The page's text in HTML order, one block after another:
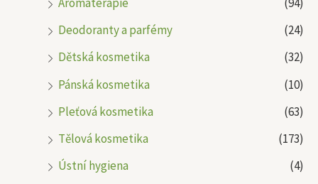
Deodoranty a parfémy
(24)
Dětská kosmetika
(32)
Pánská kosmetika
(10)
Pleťová kosmetika
(63)
Tělová kosmetika
(173)
Ústní hygiena
(4)